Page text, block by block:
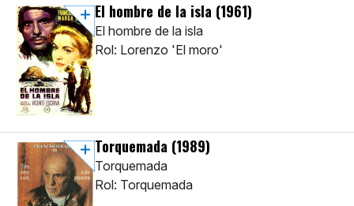
El hombre de la isla (1961)
El hombre de la isla
Rol: Lorenzo 'El moro'
Torquemada (1989)
Torquemada
Rol: Torquemada